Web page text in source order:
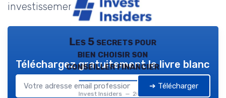
investissement locatif.
Les 5 secrets pour
bien choisir son
conseiller financier
Invest Insiders — 2026
Téléchargez gratuitement le livre blanc
➔ Télécharger